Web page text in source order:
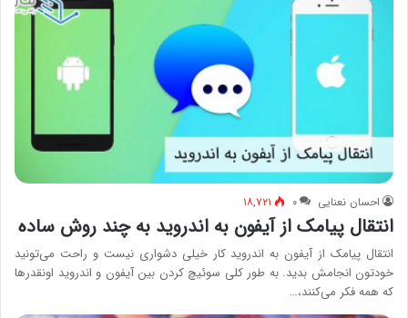
احسان نعنایی ۰ ۱۸,۷۲۱
انتقال پیامک از آیفون به اندروید به چند روش ساده
انتقال پیامک از آیفون به اندروید کار خیلی دشواری نیست و راحت می‌تونید
خودتون انجامش بدید. به طور کلی سوئیچ کردن بین آیفون و اندروید اونقدرها
که همه فکر می‌کنند،…